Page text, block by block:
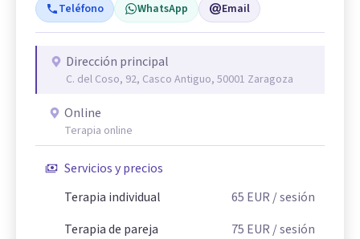
Teléfono WhatsApp Email
Dirección principal
C. del Coso, 92, Casco Antiguo, 50001 Zaragoza
Online
Terapia online
Servicios y precios
Terapia individual
65 EUR / sesión
Terapia de pareja
75 EUR / sesión